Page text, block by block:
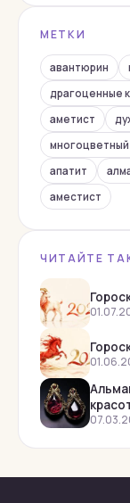
Лунный
Малахит
Нефрит
Обсидиан
Оникс
Опал
Перидот
Раухтопаз
Родолит
Родонит
Рубеллит
Рубин
Сапфир
МЕТКИ
авантюрин
драгоценные
аметист
многоцветный
апатит
аместист
ЧИТАЙТЕ